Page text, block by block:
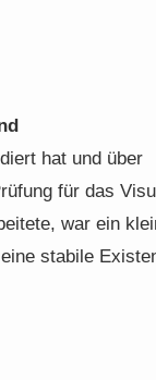
hat und über
für das
war ein
stabile